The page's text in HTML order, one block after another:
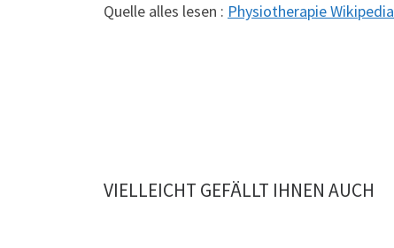
Quelle alles lesen : Physiotherapie Wikipedia
VIELLEICHT GEFÄLLT IHNEN AUCH